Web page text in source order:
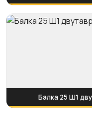
Балка 25 Ш1